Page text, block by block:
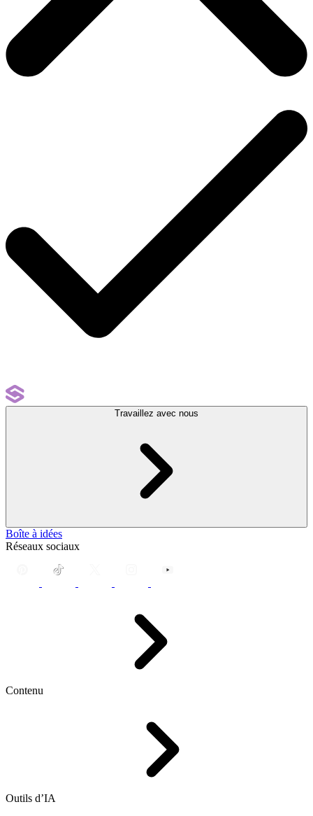
Travaillez avec nous
Boîte à idées
Réseaux sociaux
Contenu
Outils d’IA